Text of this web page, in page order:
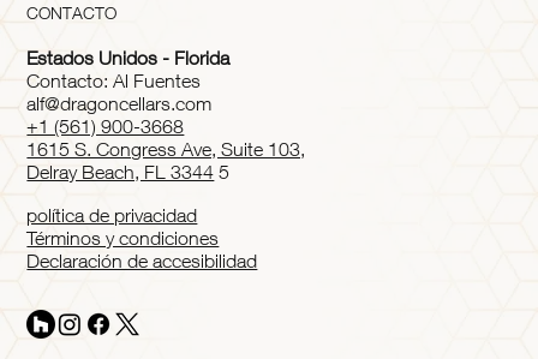
CONTACTO
Estados Unidos - Florida
Contacto: Al Fuentes
alf@dragoncellars.com
+1 (561) 900-3668
1615 S. Congress Ave, Suite 103,
Delray Beach, FL 3344 5
política de privacidad
Términos y condiciones
Declaración de accesibilidad